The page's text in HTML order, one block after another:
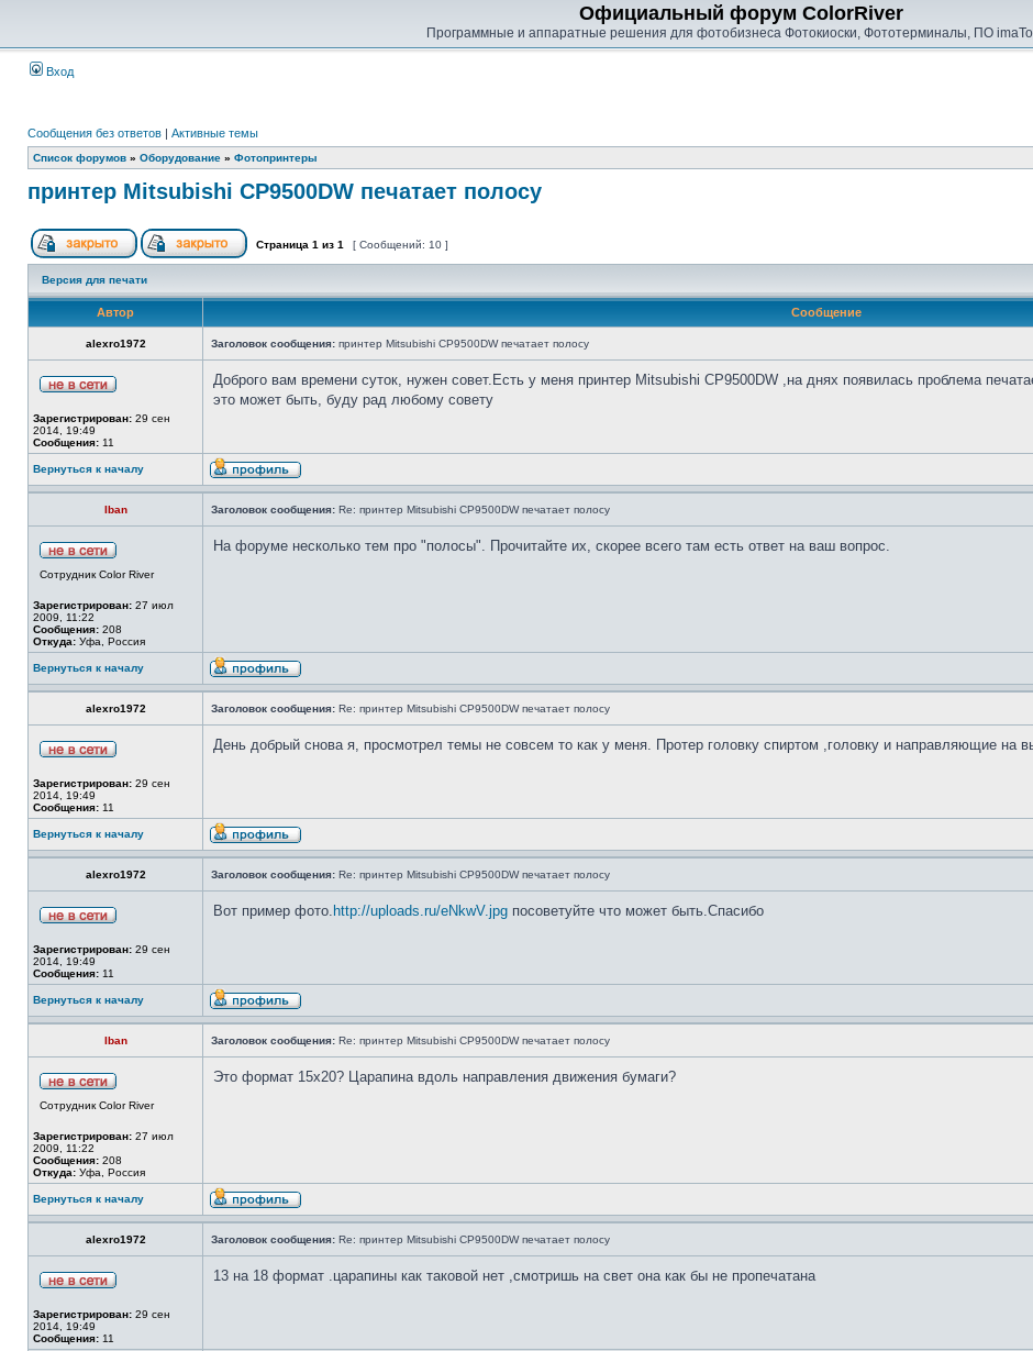
Официальный форум ColorRiver
Программные и аппаратные решения для фотобизнеса Фотокиоски, Фототерминалы, ПО
Вход
Сообщения без ответов | Активные темы
Список форумов » Оборудование » Фотопринтеры
принтер Mitsubishi CP9500DW печатает полосу
Страница 1 из 1 [ Сообщений: 10 ]
Версия для печати
Автор Сообщение
alexro1972 Заголовок сообщения: принтер Mitsubishi CP9500DW печатает полосу
Зарегистрирован: 29 сен
2014, 19:49
Сообщения: 11
Доброго вам времени суток, нужен совет.Есть у меня принтер Mitsubishi CP9500DW ,на днях появилась проблема
это может быть, буду рад любому совету
Вернуться к началу
Iban Заголовок сообщения: Re: принтер Mitsubishi CP9500DW печатает полосу
Сотрудник Color River
Зарегистрирован: 27 июл
2009, 11:22
Сообщения: 208
Откуда: Уфа, Россия
На форуме несколько тем про "полосы". Прочитайте их, скорее всего там есть ответ на ваш вопрос.
Вернуться к началу
alexro1972 Заголовок сообщения: Re: принтер Mitsubishi CP9500DW печатает полосу
Зарегистрирован: 29 сен
2014, 19:49
Сообщения: 11
День добрый снова я, просмотрел темы не совсем то как у меня. Протер головку спиртом ,головку и направляющие на
Вернуться к началу
alexro1972 Заголовок сообщения: Re: принтер Mitsubishi CP9500DW печатает полосу
Зарегистрирован: 29 сен
2014, 19:49
Сообщения: 11
Вот пример фото. http://uploads.ru/eNkwV.jpg посоветуйте что может быть.Спасибо
Вернуться к началу
Iban Заголовок сообщения: Re: принтер Mitsubishi CP9500DW печатает полосу
Сотрудник Color River
Зарегистрирован: 27 июл
2009, 11:22
Сообщения: 208
Откуда: Уфа, Россия
Это формат 15х20? Царапина вдоль направления движения бумаги?
Вернуться к началу
alexro1972 Заголовок сообщения: Re: принтер Mitsubishi CP9500DW печатает полосу
Зарегистрирован: 29 сен
2014, 19:49
Сообщения: 11
13 на 18 формат .царапины как таковой нет ,смотришь на свет она как бы не пропечатана